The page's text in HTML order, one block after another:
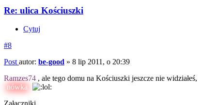
Re: ulica Kościuszki
Cytuj
#8
Post autor: be-good » 8 lip 2011, o 20:39
Ramzes74 , ale tego domu na Kościuszki jeszcze nie widziałeś,
nówka